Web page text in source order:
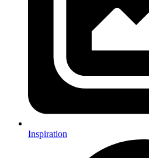
Inspiration